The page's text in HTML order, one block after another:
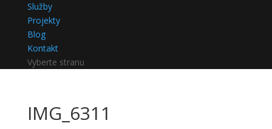
Služby
Projekty
Blog
Kontakt
Vyberte stranu
IMG_6311